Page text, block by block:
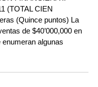
(TOTAL CIEN
(Quince puntos) La
de $40’000,000 en
algunas